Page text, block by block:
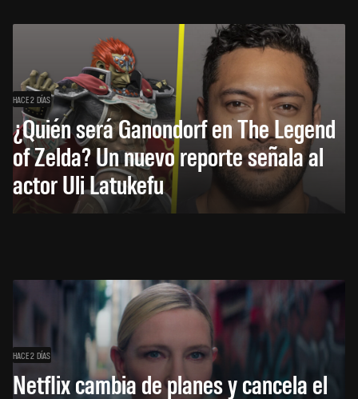
HACE 2 DÍAS
¿Quién será Ganondorf en The Legend
of Zelda? Un nuevo reporte señala al
actor Uli Latukefu
HACE 2 DÍAS
Netflix cambia de planes y cancela el